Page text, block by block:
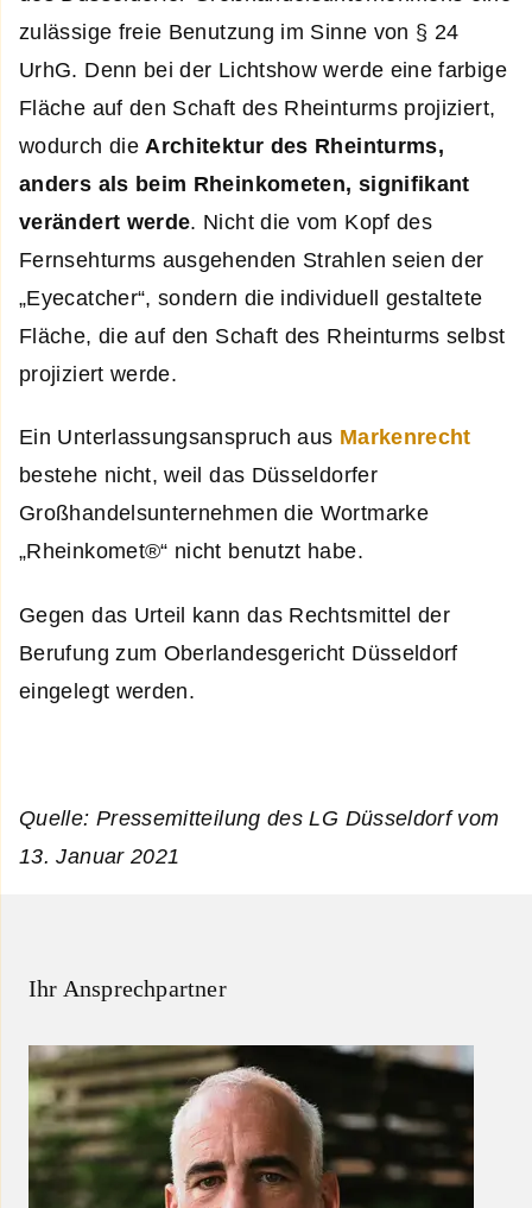
zulässige freie Benutzung im Sinne von § 24
UrhG. Denn bei der Lichtshow werde eine farbige
Fläche auf den Schaft des Rheinturms projiziert,
wodurch die Architektur des Rheinturms,
anders als beim Rheinkometen, signifikant
verändert werde. Nicht die vom Kopf des
Fernsehturms ausgehenden Strahlen seien der
„Eyecatcher“, sondern die individuell gestaltete
Fläche, die auf den Schaft des Rheinturms selbst
projiziert werde.
Ein Unterlassungsanspruch aus Markenrecht
bestehe nicht, weil das Düsseldorfer
Großhandelsunternehmen die Wortmarke
„Rheinkomet®“ nicht benutzt habe.
Gegen das Urteil kann das Rechtsmittel der
Berufung zum Oberlandesgericht Düsseldorf
eingelegt werden.
Quelle: Pressemitteilung des LG Düsseldorf vom
13. Januar 2021
Ihr Ansprechpartner